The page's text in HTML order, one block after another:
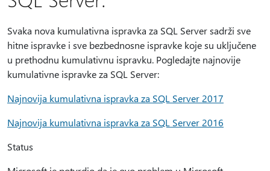
Svaka nova kumulativna ispravka za SQL Server sadrži sve
hitne ispravke i sve bezbednosne ispravke koje su uključene
u prethodnu kumulativnu ispravku. Pogledajte najnovije
kumulativne ispravke za SQL Server:
Najnovija kumulativna ispravka za SQL Server 2017
Najnovija kumulativna ispravka za SQL Server 2016
Status